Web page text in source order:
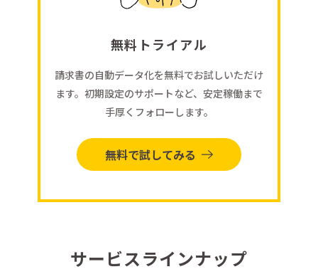
無料トライアル
請求書の自動データ化を無料でお試しいただけ
ます。初期設定のサポートなど、安定稼働まで
手厚くフォローします。
無料で試してみる
サービスラインナップ